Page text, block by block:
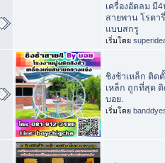
เครื่องอัดลม มี
สายพาน โรตา
แบบสกรู
เริ่มโดย
ชิงช้าเหล็ก ติด
เหล็ก ถูกที่สุด
บอย.
เริ่มโดย